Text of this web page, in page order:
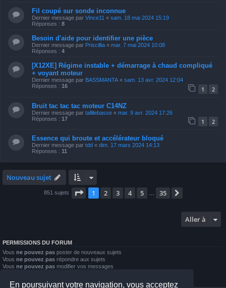
En poursuivant votre navigation, vous acceptez
Fil coupé sur sonde inconnue
Dernier message par Vince11 « sam. 18 mai 2024 15:19
Réponses : 8
Besoin d'aide pour identifier une pièce
Dernier message par Priscillia « mar. 7 mai 2024 10:08
Réponses : 4
[X12XE] Régime instable + démarrage à chaud compliqué
+ voyant moteur
Dernier message par BASSMANTA « sam. 13 avr. 2024 12:04
Réponses : 16 1 2
Bruit tac tac tac moteur C14NZ
Dernier message par tallilebasse « mar. 9 avr. 2024 17:26
Réponses : 17 1 2
Essence qui broute et accélérateur bloqué
Dernier message par tdd « dim. 17 mars 2024 14:13
Réponses : 11
Nouveau sujet
851 sujets Page 1sur35
1 2 3 4 5 35
Aller à
PERMISSIONS DU FORUM
Vous ne pouvez pas poster de nouveaux sujets
Vous ne pouvez pas répondre aux sujets
Vous ne pouvez pas modifier vos messages
Vous
ne pouvez pas joindre des fichiers